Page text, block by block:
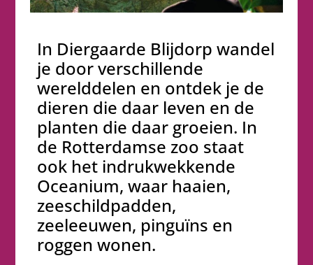
In Diergaarde Blijdorp wandel
je door verschillende
werelddelen en ontdek je de
dieren die daar leven en de
planten die daar groeien. In
de Rotterdamse zoo staat
ook het indrukwekkende
Oceanium, waar haaien,
zeeschildpadden,
zeeleeuwen, pinguïns en
roggen wonen.